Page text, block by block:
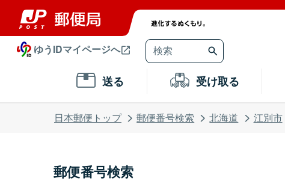
ゆうIDマイページへ
送る 受け取る
日本郵便トップ 郵便番号検索 北海道 江別市
郵便番号検索